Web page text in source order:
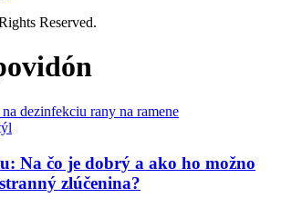
Reserved.
Na čo je dobrý a ako ho možno
zlúčenina?